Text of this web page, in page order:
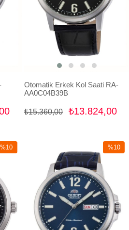
Otomatik Erkek Kol Saati RA-
AA0C04B39B
₺13.824,00
₺15.360,00
%10
%10